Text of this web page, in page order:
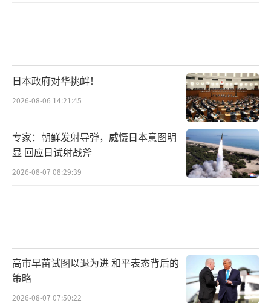
日本政府对华挑衅！
2026-08-06 14:21:45
专家：朝鲜发射导弹，威慑日本意图明
显 回应日试射战斧
2026-08-07 08:29:39
高市早苗试图以退为进 和平表态背后的
策略
2026-08-07 07:50:22